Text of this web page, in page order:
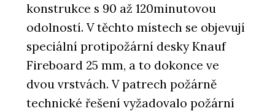
konstrukce s 90 až 120minutovou
odolností. V těchto místech se objevují
speciální protipožární desky Knauf
Fireboard 25 mm, a to dokonce ve
dvou vrstvách. V patrech požárně
technické řešení vyžadovalo požární